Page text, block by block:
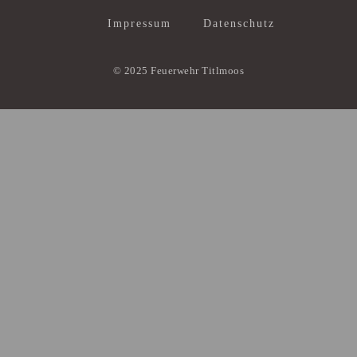
Impressum Datenschutz
© 2025 Feuerwehr Titlmoos